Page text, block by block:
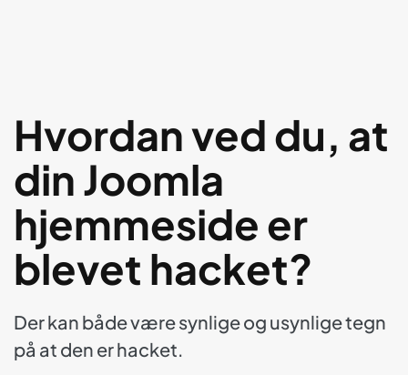
Hvordan ved du, at
din Joomla
hjemmeside er
blevet hacket?
Der kan både være synlige og usynlige tegn
på at den er hacket.